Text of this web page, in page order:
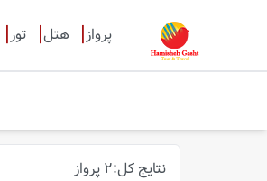
پرواز هتل تور
نتایج کل:
2 پرواز